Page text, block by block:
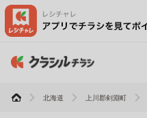
北海道 上川郡剣淵町